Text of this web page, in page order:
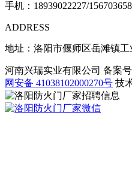
手机： 18939022227/
ADDRESS
地址：洛阳市偃师区岳滩镇工
河南兴瑞实业有限公司 备案号
网安备 41038102000270号 技